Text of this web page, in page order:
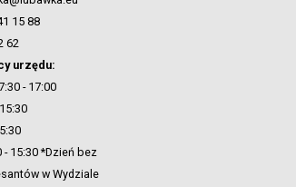
15 88
62
urzędu:
- 17:00
- 15:30 *Dzień bez
w Wydziale